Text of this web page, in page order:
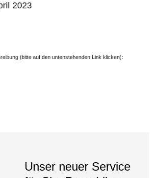
2023
(bitte auf den untenstehenden Link klicken):
Unser neuer Service